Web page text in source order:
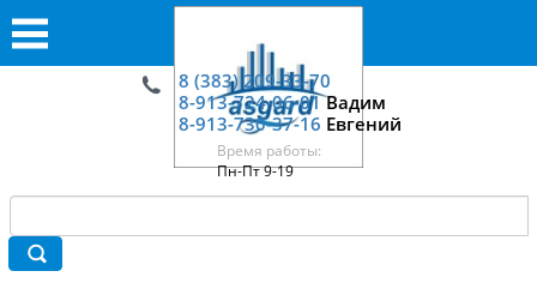
8 (383) 209-33-70
8-913-724-06-01Вадим
8-913-730-37-16 Евгений
Время работы:
Пн-Пт 9-19